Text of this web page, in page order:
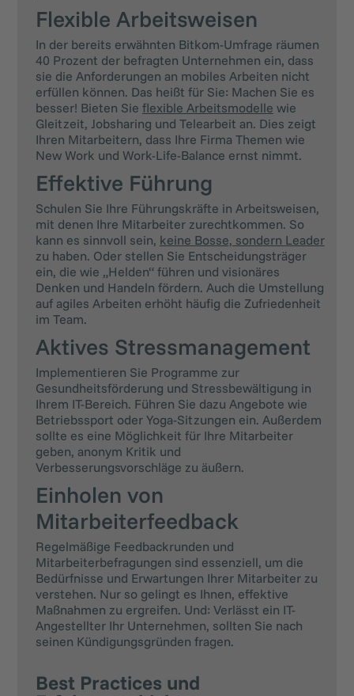
Flexible Arbeitsweisen
In der bereits erwähnten Bitkom-Umfrage räumen
40 Prozent der befragten Unternehmen ein, dass
sie die Anforderungen an mobiles Arbeiten nicht
erfüllen können. Das heißt für Sie: Machen Sie es
besser! Bieten Sie flexible Arbeitsmodelle wie
Gleitzeit, Jobsharing und Telearbeit an. Dies zeigt
Ihren Mitarbeitern, dass Ihre Firma Themen wie
New Work und Work-Life-Balance ernst nimmt.
Effektive Führung
Schulen Sie Ihre Führungskräfte in Arbeitsweisen,
mit denen Ihre Mitarbeiter zurechtkommen. So
kann es sinnvoll sein, keine Bosse, sondern Leader
zu haben. Oder stellen Sie Entscheidungsträger
ein, die wie „Helden“ führen und visionäres
Denken und Handeln fördern. Auch die Umstellung
auf agiles Arbeiten erhöht häufig die Zufriedenheit
im Team.
Aktives Stressmanagement
Implementieren Sie Programme zur
Gesundheitsförderung und Stressbewältigung in
Ihrem IT-Bereich. Führen Sie dazu Angebote wie
Betriebssport oder Yoga-Sitzungen ein. Außerdem
sollte es eine Möglichkeit für Ihre Mitarbeiter
geben, anonym Kritik und
Verbesserungsvorschläge zu äußern.
Einholen von
Mitarbeiterfeedback
Regelmäßige Feedbackrunden und
Mitarbeiterbefragungen sind essenziell, um die
Bedürfnisse und Erwartungen Ihrer Mitarbeiter zu
verstehen. Nur so gelingt es Ihnen, effektive
Maßnahmen zu ergreifen. Und: Verlässt ein IT-
Angestellter Ihr Unternehmen, sollten Sie nach
seinen Kündigungsgründen fragen.
Best Practices und